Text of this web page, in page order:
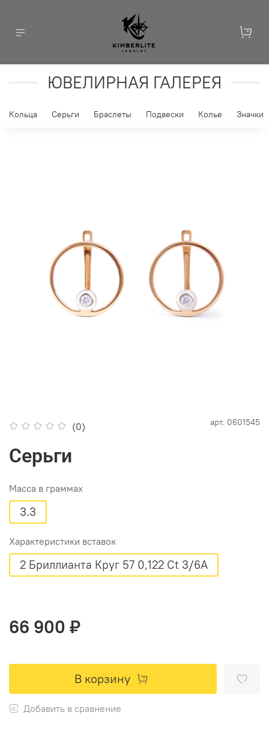
ЮВЕЛИРНАЯ ГАЛЕРЕЯ
Кольца Серьги Браслеты Подвески Колье Значки
(0) арт. 0601545
Серьги
Масса в граммах
3.3
Характеристики вставок
2 Бриллианта Круг 57 0,122 Ct 3/6A
66 900 ₽
В корзину
Добавить в сравнение